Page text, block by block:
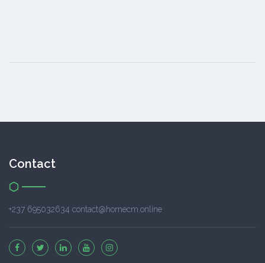
Contact
+237 695032634 contact@homecm.online